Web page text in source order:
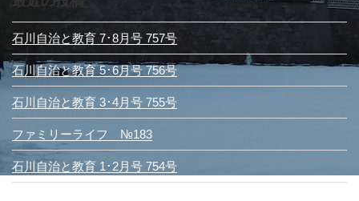
石川自治と教育 7･8月号 757号
石川自治と教育 5･6月号 756号
石川自治と教育 3･4月号 755号
ファミリーライフ №183
石川自治と教育 1･2月号 754号